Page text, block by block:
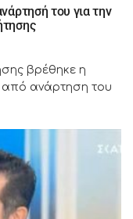
του για την
βρέθηκε η
από ανάρτηση του